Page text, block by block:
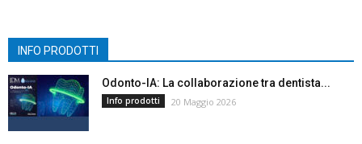
INFO PRODOTTI
Odonto-IA: La collaborazione tra dentista...
Info prodotti 20 Maggio 2026